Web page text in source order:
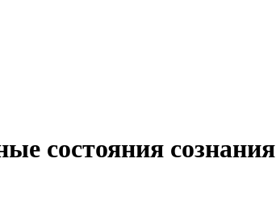
состояния сознания